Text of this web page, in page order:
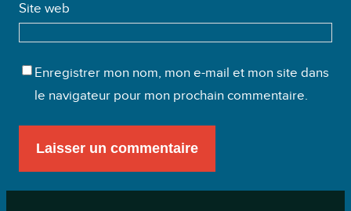
Site web
Enregistrer mon nom, mon e-mail et mon site dans
le navigateur pour mon prochain commentaire.